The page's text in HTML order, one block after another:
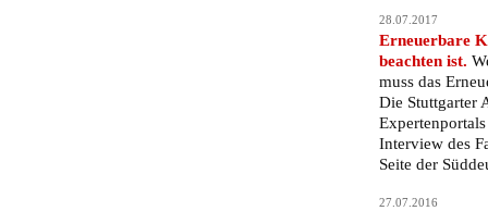
28.07.2017
Erneuerbare
beachten ist.
muss das
Die Stuttgarter
Interview des
Seite der
27.07.2016